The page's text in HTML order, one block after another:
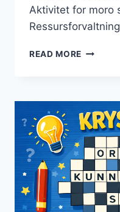
Aktivitet for moro
READ MORE AKTER
TIL
Å
LØSE